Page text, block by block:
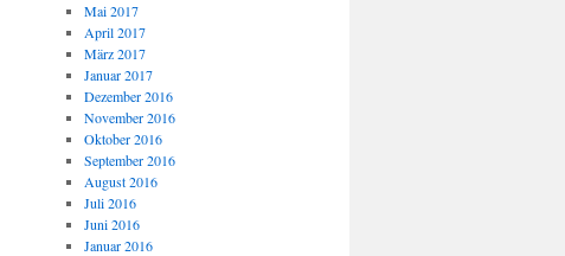
Mai 2017
April 2017
März 2017
Januar 2017
Dezember 2016
November 2016
Oktober 2016
September 2016
August 2016
Juli 2016
Juni 2016
Januar 2016